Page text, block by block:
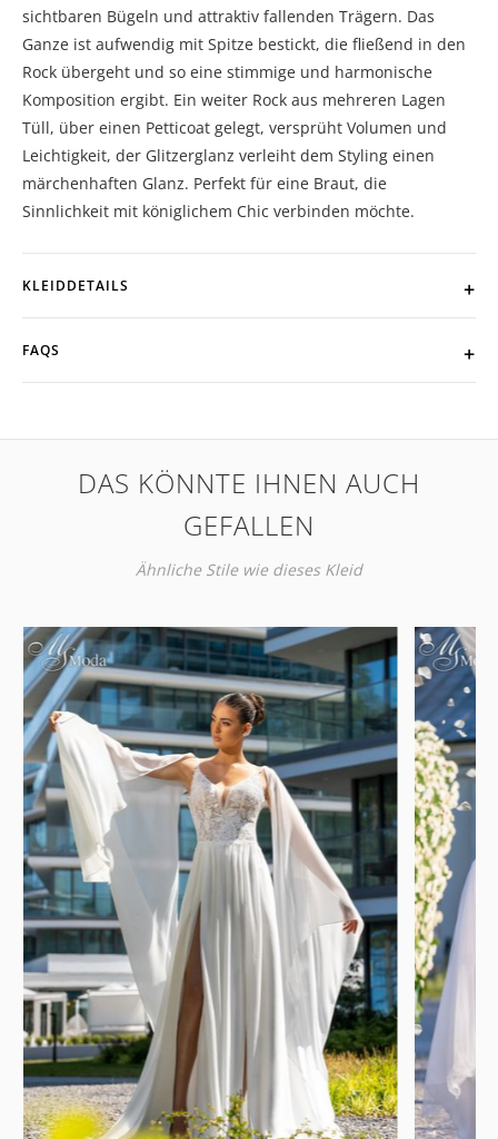
sichtbaren Bügeln und attraktiv fallenden Trägern. Das
Ganze ist aufwendig mit Spitze bestickt, die fließend in den
Rock übergeht und so eine stimmige und harmonische
Komposition ergibt. Ein weiter Rock aus mehreren Lagen
Tüll, über einen Petticoat gelegt, versprüht Volumen und
Leichtigkeit, der Glitzerglanz verleiht dem Styling einen
märchenhaften Glanz. Perfekt für eine Braut, die
Sinnlichkeit mit königlichem Chic verbinden möchte.
KLEIDDETAILS
FAQS
DAS KÖNNTE IHNEN AUCH
GEFALLEN
Ähnliche Stile wie dieses Kleid